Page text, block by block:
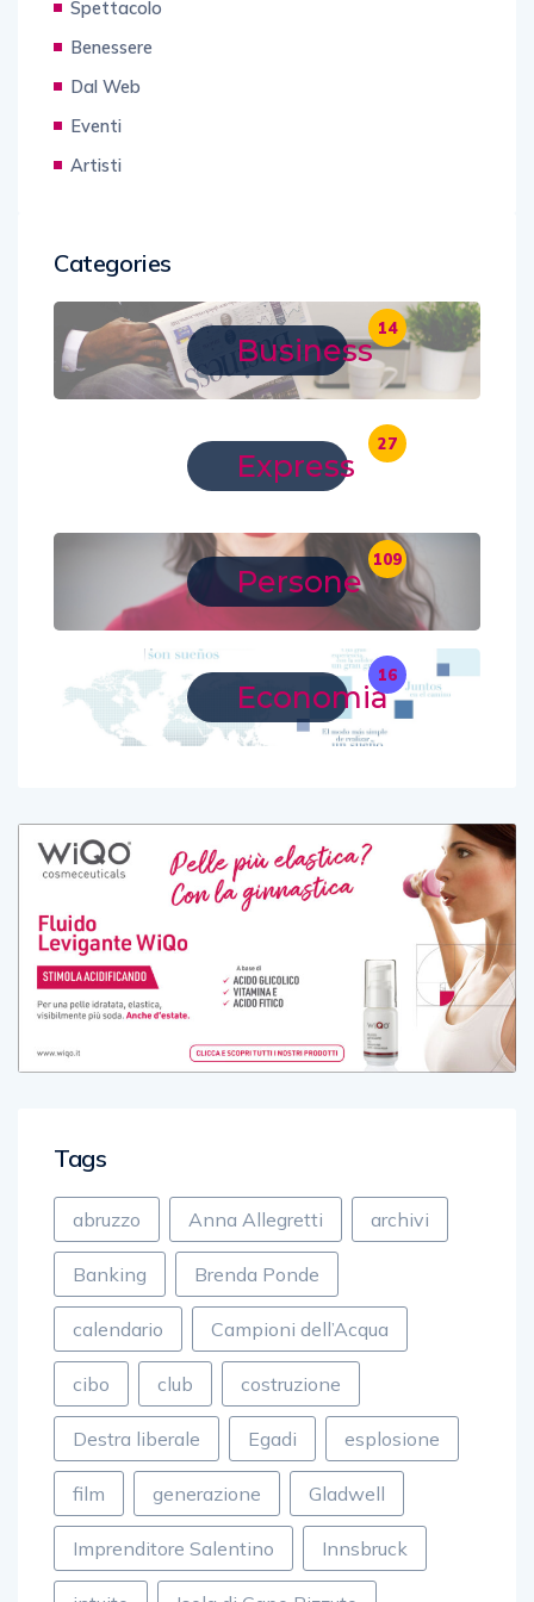
Spettacolo
Benessere
Dal Web
Eventi
Artisti
Categories
Business
14
Express
27
Persone
109
Economia
16
Tags
abruzzo Anna Allegretti archivi
Banking Brenda Ponde
calendario Campioni dell’Acqua
cibo club costruzione
Destra liberale Egadi esplosione
film generazione Gladwell
Imprenditore Salentino Innsbruck